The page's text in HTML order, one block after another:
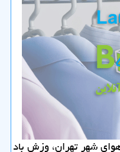
شهر تهران، وزش باد